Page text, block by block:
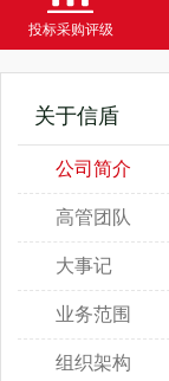
投标采购评级
关于信盾
公司简介
高管团队
大事记
业务范围
组织架构